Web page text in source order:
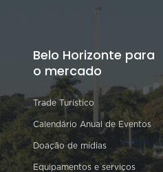
Belo Horizonte para
o mercado
Trade Turístico
Calendário Anual de Eventos
Doação de mídias
Equipamentos e serviços